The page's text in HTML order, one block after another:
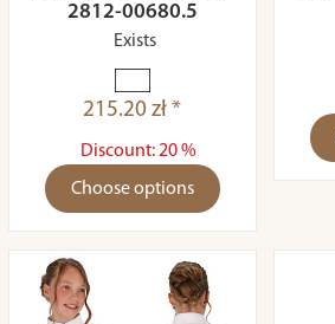
2812-00680.5
Exists
215.20 zł *
Discount: 20 %
Choose options